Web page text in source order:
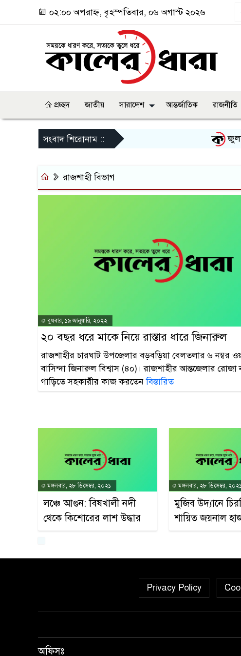
০২:০০ অপরাহ্ন, বৃহস্পতিবার, ০৬ অগাস্ট ২০২৬
প্রচ্ছদ জাতীয় সারাদেশ আন্তর্জাতিক রাজনীতি
সংবাদ শিরোনাম :: জুলাই
রাজশাহী বিভাগ
বুধবার, ১৯ জানুয়ারি, ২০২২
২০ বছর ধরে মাকে নিয়ে রাস্তার ধারে জিনারুল
রাজশাহীর চারঘাট উপজেলার বড়বড়িয়া বেলতলার ৬ নম্বর
বাসিন্দা জিনারুল বিশ্বাস (৪০)। রাজশাহীর আন্তজেলার রোজা
গাড়িতে সহকারীর কাজ করতেনবিস্তারিত
মঙ্গলবার, ২৮ ডিসেম্বর, ২০২১
লঞ্চে আগুন: বিষখালী নদী
থেকে কিশোরের লাশ উদ্ধার
মঙ্গলবার, ২৮ ডিসেম্বর, ২০২১
মুজিব উদ্যানে
শায়িত জয়নাল
Privacy Policy
অফিসঃ